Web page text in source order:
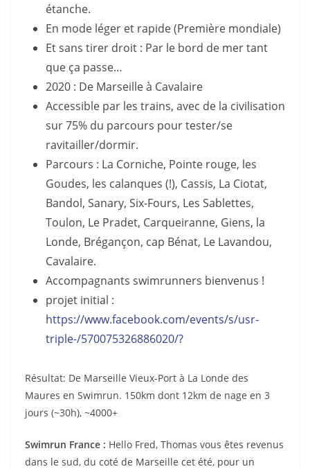
étanche.
En mode léger et rapide (Première mondiale)
Et sans tirer droit : Par le bord de mer tant
que ça passe…
2020 : De Marseille à Cavalaire
Accessible par les trains, avec de la civilisation
sur 75% du parcours pour tester/se
ravitailler/dormir.
Parcours : La Corniche, Pointe rouge, les
Goudes, les calanques (!), Cassis, La Ciotat,
Bandol, Sanary, Six-Fours, Les Sablettes,
Toulon, Le Pradet, Carqueiranne, Giens, la
Londe, Brégançon, cap Bénat, Le Lavandou,
Cavalaire.
Accompagnants swimrunners bienvenus !
projet initial :
https://www.facebook.com/events/s/usr-
triple-/570075326886020/?
Résultat: De Marseille Vieux-Port à La Londe des
Maures en Swimrun. 150km dont 12km de nage en 3
jours (~30h), ~4000+
Swimrun France : Hello Fred, Thomas vous êtes revenus
dans le sud, du coté de Marseille cet été, pour un